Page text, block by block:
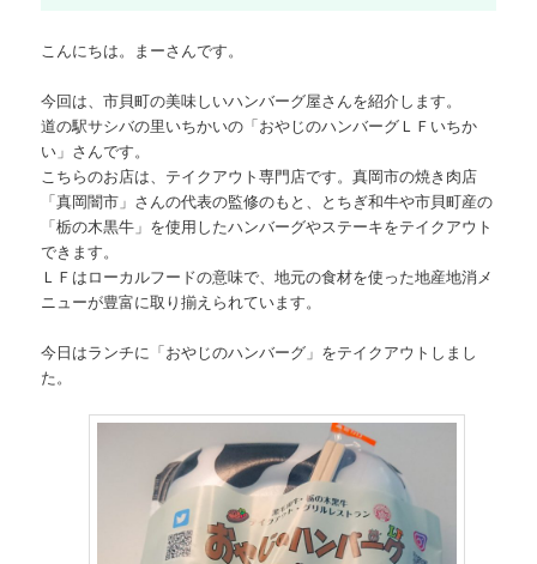
こんにちは。まーさんです。
今回は、市貝町の美味しいハンバーグ屋さんを紹介します。
道の駅サシバの里いちかいの「おやじのハンバーグＬＦいちか
い」さんです。
こちらのお店は、テイクアウト専門店です。真岡市の焼き肉店
「真岡闇市」さんの代表の監修のもと、とちぎ和牛や市貝町産の
「栃の木黒牛」を使用したハンバーグやステーキをテイクアウト
できます。
ＬＦはローカルフードの意味で、地元の食材を使った地産地消メ
ニューが豊富に取り揃えられています。
今日はランチに「おやじのハンバーグ」をテイクアウトしまし
た。